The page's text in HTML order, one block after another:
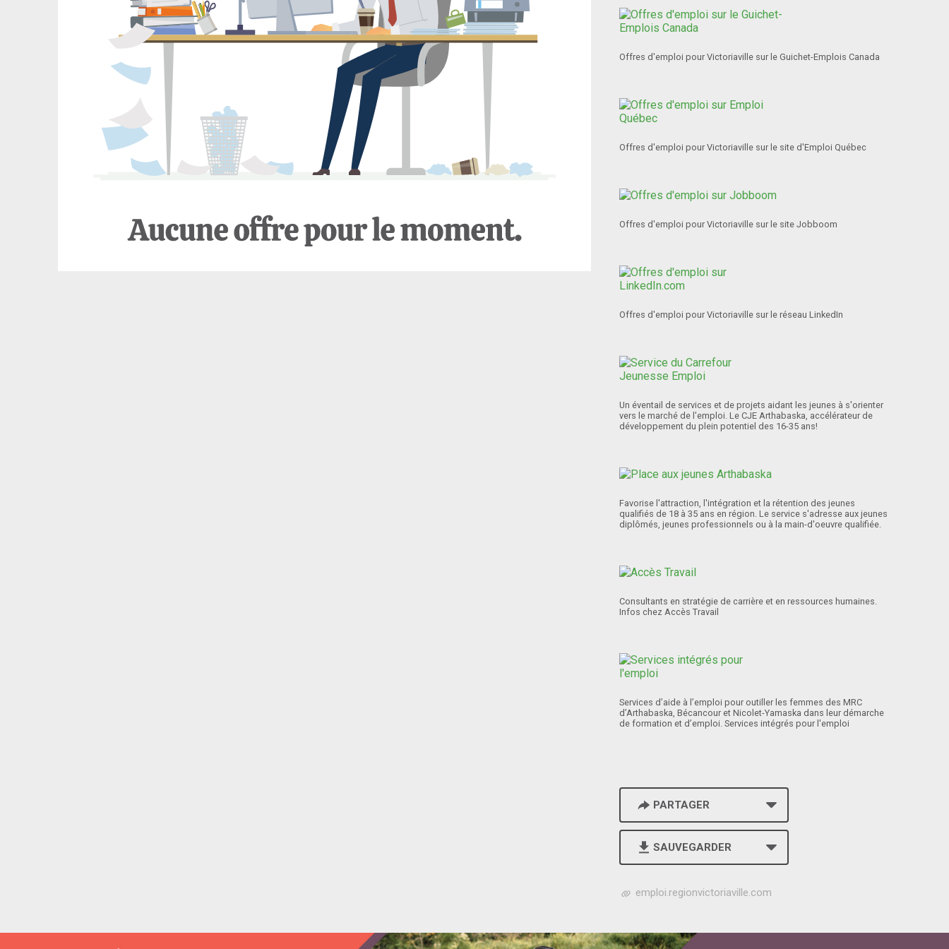
Offres d'emploi pour Victoriaville sur le Guichet-Emplois Canada
Offres d'emploi pour Victoriaville sur le site d'Emploi Québec
Offres d'emploi pour Victoriaville sur le site Jobboom
Offres d'emploi pour Victoriaville sur le réseau LinkedIn
Un éventail de services et de projets aidant les jeunes à s'orienter
vers le marché de l'emploi. Le CJE Arthabaska, accélérateur de
développement du plein potentiel des 16-35 ans!
Favorise l'attraction, l'intégration et la rétention des jeunes
qualifiés de 18 à 35 ans en région. Le service s'adresse aux jeunes
diplômés, jeunes professionnels ou à la main-d'oeuvre qualifiée.
Consultants en stratégie de carrière et en ressources humaines.
Infos chez Accès Travail
Services d’aide à l’emploi pour outiller les femmes des MRC
d’Arthabaska, Bécancour et Nicolet-Yamaska dans leur démarche
de formation et d’emploi. Services intégrés pour l'emploi
PARTAGER
SAUVEGARDER
h
p
s
emploi.regionvictoriaville.com